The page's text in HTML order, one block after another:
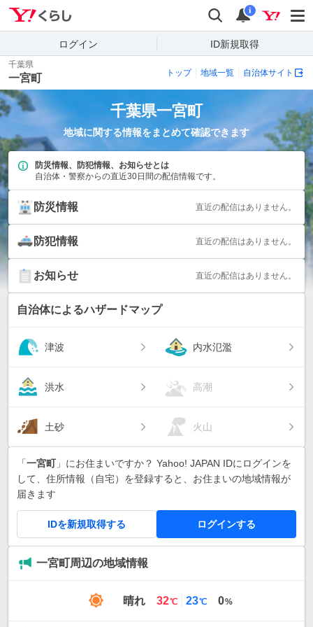
検索 通知
i
ログイン ID新規取得
千葉県
一宮町 トップ 地域一覧 自治体サイト
千葉県一宮町
地域に関する情報をまとめて確認できます
防災情報、防犯情報、お知らせとは
自治体・警察からの直近30日間の配信情報です。
防災情報 直近の配信はありません。
防犯情報 直近の配信はありません。
お知らせ 直近の配信はありません。
自治体によるハザードマップ
津波 内水氾濫
洪水 高潮
土砂 火山
「一宮町」にお住まいですか？ Yahoo! JAPAN IDにログインを
して、住所情報（自宅）を登録すると、お住まいの地域情報が
届きます
IDを新規取得する ログインする
一宮町周辺の地域情報
晴れ
最
32℃
最
23℃ 0%